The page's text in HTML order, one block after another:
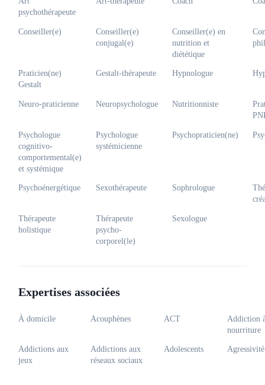
Réponse sous 24 - 48h
07-08-2026
Thérapeute, Sophrologue
Rue Antoine Labarre 25, 1050 Ixelles
Réponse sous 24 - 48h
Prochaines disponibilités
Voir la fiche
Dominique Dubois
Coach, Thérapeute
Rue au Bois 261, 1150 Woluwe-Saint-Pierre
Prochaines disponibilités
Dean Lee
psychothérapeute
Conseiller(e)
Conseiller(e)
conjugal(e)
Conseiller(e) en
nutrition et
diététique
Praticien(ne)
Gestalt
Gestalt-thérapeute Hypnologue
Neuro-praticienne Neuropsychologue Nutritionniste
Psychologue
cognitivo-
comportemental(e)
et systémique
Psychologue
systémicienne
Psychopraticien(ne)
Psychoénergétique Sexothérapeute Sophrologue
Thérapeute
holistique
Thérapeute
psycho-
corporel(le)
Sexologue
Expertises associées
À domicile Acouphènes ACT
Addiction
nourriture
Addictions aux
jeux
Addictions aux
réseaux sociaux
Adolescents Agressivité